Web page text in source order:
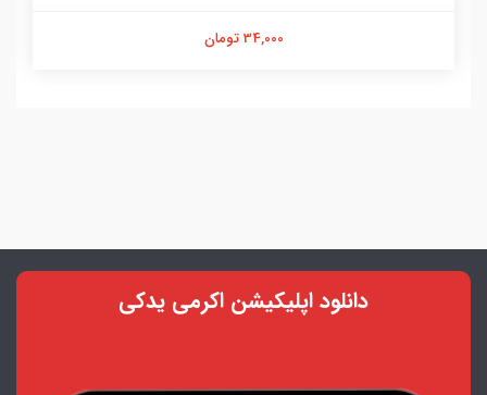
54,000 تومان
دانلود اپلیکیشن اکرمی یدکی